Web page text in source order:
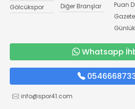
Gölcükspor
Diğer Branşlar
Puan
Whatsapp
info@spor41.com